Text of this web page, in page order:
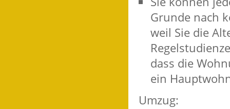
Grunde nach
weil Sie die
dass die
ein
Umzug: